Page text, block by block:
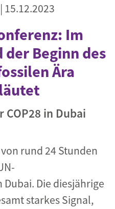
15.12.2023
Im
Beginn des
Ära
COP28 in Dubai
rund 24 Stunden
Die diesjährige
starkes Signal,